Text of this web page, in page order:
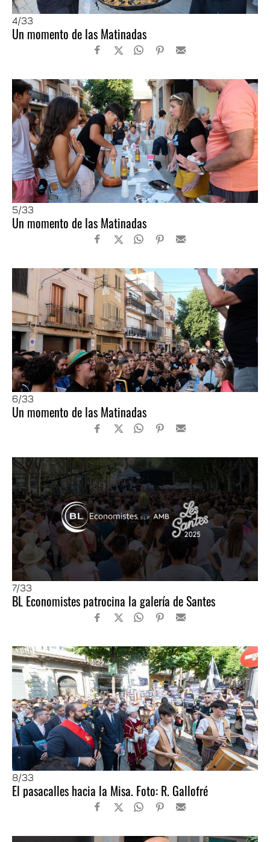
4/33
Un momento de las Matinadas
5/33
Un momento de las Matinadas
6/33
Un momento de las Matinadas
7/33
BL Economistes patrocina la galería de Santes
8/33
El pasacalles hacia la Misa. Foto: R. Gallofré